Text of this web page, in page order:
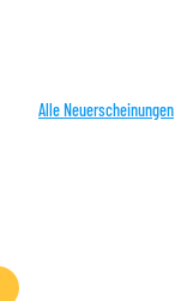
Alle Neuerscheinungen